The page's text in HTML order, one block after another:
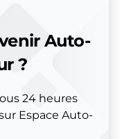
Auto-
?
24 heures
Espace Auto-